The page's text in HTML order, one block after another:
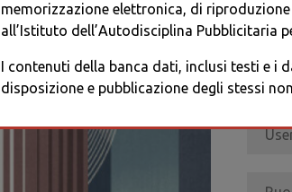
memorizzazione elettronica, di
all’Istituto dell’Autodisciplina Pubblicitaria
I contenuti della banca dati, inclusi testi e i
disposizione e pubblicazione degli stessi